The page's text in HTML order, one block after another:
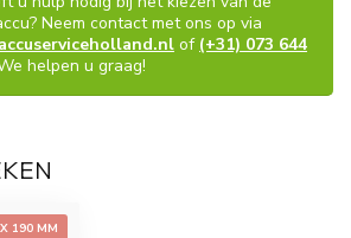
Neem contact met ons op via
of (+31) 073 644
helpen u graag!
190 MM